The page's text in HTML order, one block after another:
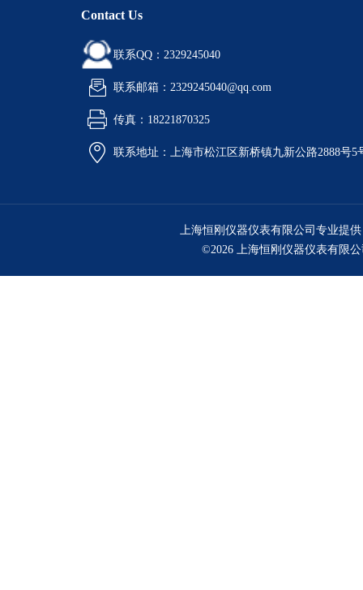
Contact Us
联系QQ：2329245040
联系邮箱：2329245040@qq.com
传真：18221870325
联系地址：上海市松江区新桥镇九新公路2888号5
上海恒刚仪器仪表有限公司专业提
©2026 上海恒刚仪器仪表有限